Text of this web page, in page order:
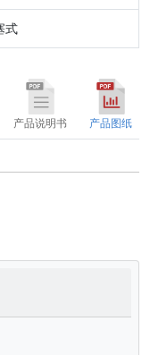
式
产品说明书 产品图纸